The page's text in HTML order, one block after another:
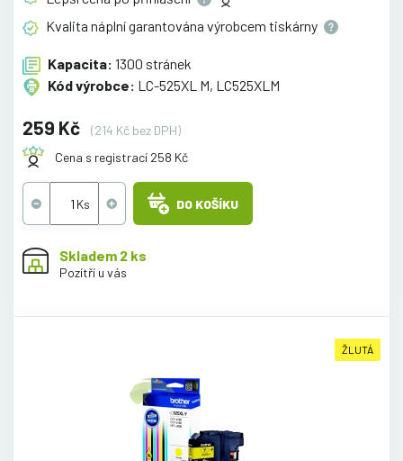
Kvalita náplní garantována výrobcem tiskárny
Kapacita: 1300 stránek
Kód výrobce: LC-525XL M, LC525XLM
259 Kč
(214 Kč bez DPH)
Cena s registrací 258 Kč
DO KOŠÍKU
Skladem 2 ks
Pozítří u vás
ŽLUTÁ